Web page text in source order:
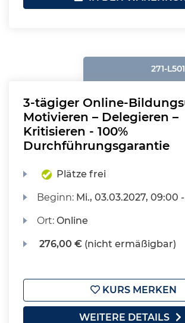
271-
3-tägiger Online-
Motivieren – Delegieren –
Kritisieren - 100%
Durchführungsgarantie
Plätze frei
Beginn: Mi., 03.03.2027, 09:00
Ort:Online
276,00 € (nicht ermäßigbar)
KURS MERKEN
WEITERE DETAILS